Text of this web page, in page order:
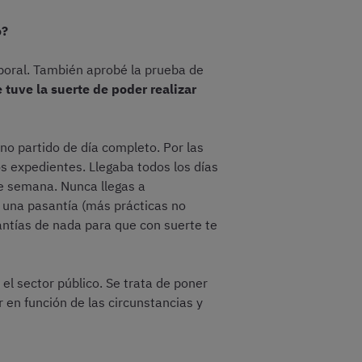
También aprobé la prueba de
tuve la suerte de poder realizar
partido de día completo. Por las
expedientes. Llegaba todos los días
Nunca llegas a
pasantía (más prácticas no
de nada para que con suerte te
sector público. Se trata de poner
en función de las circunstancias y